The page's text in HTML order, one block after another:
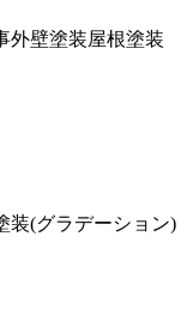
外壁塗装屋根塗装
装(グラデーション)